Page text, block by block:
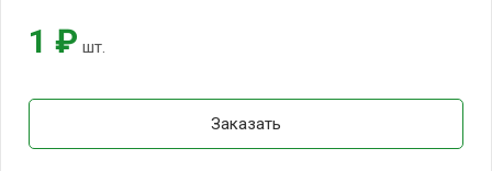
1 ₽ шт.
Заказать